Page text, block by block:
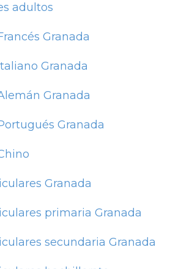
adultos
Granada
Granada
Granada
Granada
Granada
primaria Granada
secundaria Granada